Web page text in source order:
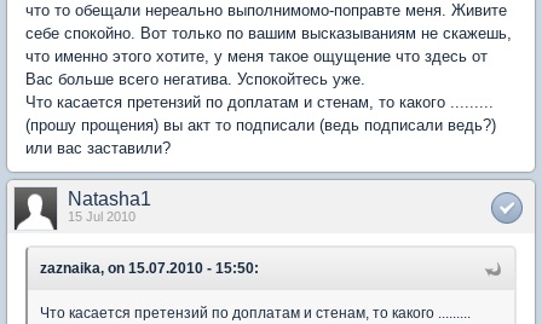
что то обещали нереально выполнимомо-поправте меня. Живите
себе спокойно. Вот только по вашим высказываниям не скажешь,
что именно этого хотите, у меня такое ощущение что здесь от
Вас больше всего негатива. Успокойтесь уже.
Что касается претензий по доплатам и стенам, то какого .........
(прошу прощения) вы акт то подписали (ведь подписали ведь?)
или вас заставили?
Natasha1
15 Jul 2010
zaznaika, on 15.07.2010 - 15:50:
Что касается претензий по доплатам и стенам, то какого .........